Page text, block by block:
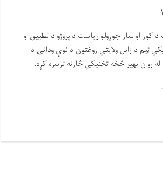
د کور او ښار جوړولو ریاست د پروژو د تطبیق او
ټیم د زابل ولایتي روغتون د نوې ودانۍ د
له روان بهیر څخه تخنیکي څارنه ترسره کړه.